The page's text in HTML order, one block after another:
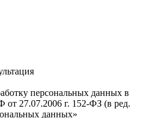
персональных данных в
от 27.07.2006 г. 152-ФЗ (в ред.
данных»